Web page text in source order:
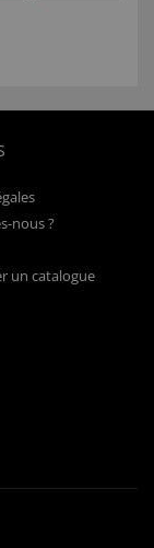
nous ?
un catalogue